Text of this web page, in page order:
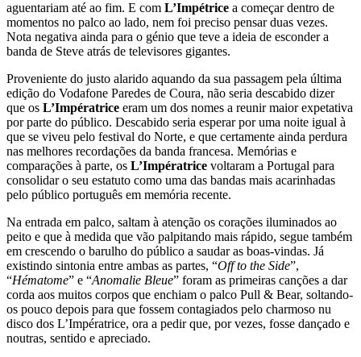
aguentariam até ao fim. E com L’Impétrice a começar dentro de
momentos no palco ao lado, nem foi preciso pensar duas vezes.
Nota negativa ainda para o génio que teve a ideia de esconder a
banda de Steve atrás de televisores gigantes.
Proveniente do justo alarido aquando da sua passagem pela última
edição do Vodafone Paredes de Coura, não seria descabido dizer
que os L’Impératrice eram um dos nomes a reunir maior expetativa
por parte do público. Descabido seria esperar por uma noite igual à
que se viveu pelo festival do Norte, e que certamente ainda perdura
nas melhores recordações da banda francesa. Memórias e
comparações à parte, os L’Impératrice voltaram a Portugal para
consolidar o seu estatuto como uma das bandas mais acarinhadas
pelo público português em memória recente.
Na entrada em palco, saltam à atenção os corações iluminados ao
peito e que à medida que vão palpitando mais rápido, segue também
em crescendo o barulho do público a saudar as boas-vindas. Já
existindo sintonia entre ambas as partes, “Off to the Side”,
“Hématome” e “Anomalie Bleue” foram as primeiras canções a dar
corda aos muitos corpos que enchiam o palco Pull & Bear, soltando-
os pouco depois para que fossem contagiados pelo charmoso nu
disco dos L’Impératrice, ora a pedir que, por vezes, fosse dançado e
noutras, sentido e apreciado.